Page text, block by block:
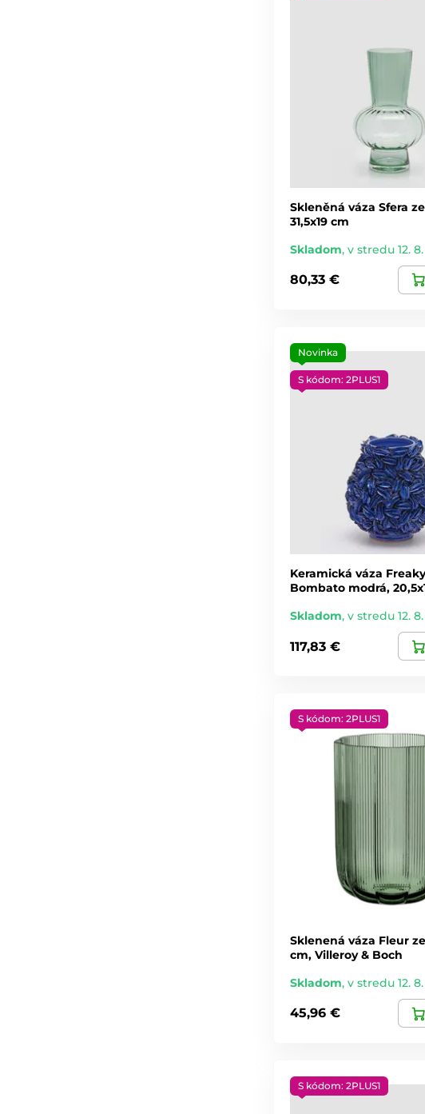
Skleněná váza Sfera
31,5x19 cm
Skladom, v stredu 12.
80,33 €
Novinka
S kódom: 2PLUS1
Keramická váza
Bombato modrá,
Skladom, v stredu 12.
117,83 €
S kódom: 2PLUS1
Sklenená váza Fleur
cm, Villeroy & Boch
Skladom, v stredu 12.
45,96 €
S kódom: 2PLUS1